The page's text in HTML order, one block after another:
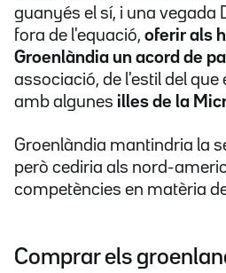
guanyés el sí, i una vegada
fora de l'equació, oferir als
Groenlàndia un acord de
associació, de l'estil del que
amb algunes illes de la
Groenlàndia mantindria la
però cediria als nord-
competències en matèria
Comprar els